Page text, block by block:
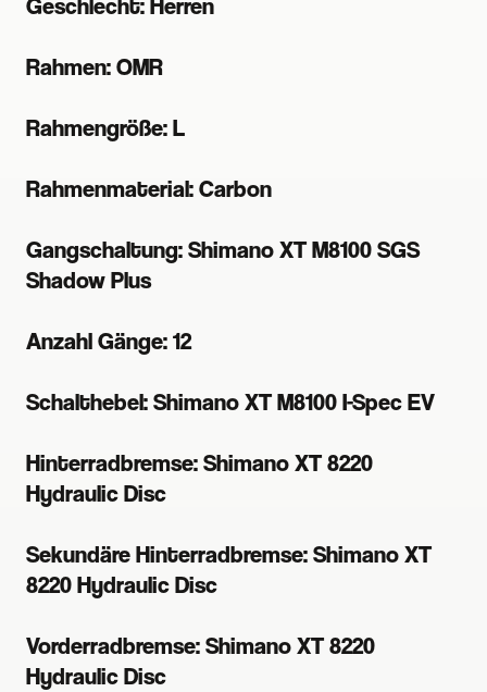
Geschlecht: Herren
Rahmen: OMR
Rahmengröße: L
Rahmenmaterial: Carbon
Gangschaltung: Shimano XT M8100 SGS
Shadow Plus
Anzahl Gänge: 12
Schalthebel: Shimano XT M8100 I-Spec EV
Hinterradbremse: Shimano XT 8220
Hydraulic Disc
Sekundäre Hinterradbremse: Shimano XT
8220 Hydraulic Disc
Vorderradbremse: Shimano XT 8220
Hydraulic Disc